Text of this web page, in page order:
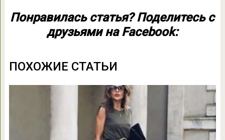
Понравилась статья? Поделитесь с
друзьями на Facebook:
ПОХОЖИЕ СТАТЬИ